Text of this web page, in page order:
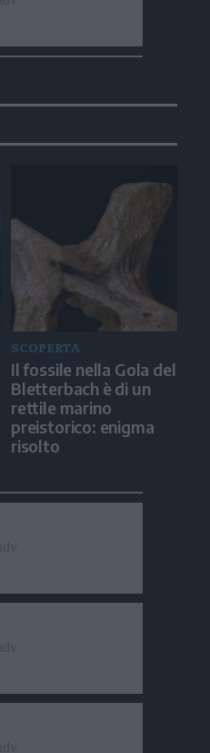
SCOPERTA
Il fossile nella Gola del
Bletterbach è di un
rettile marino
preistorico: enigma
risolto